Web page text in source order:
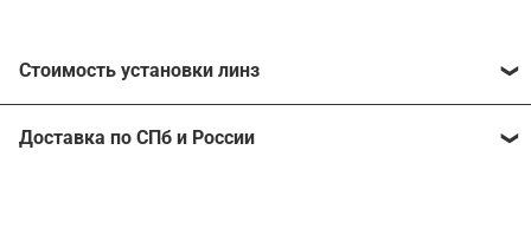
Стоимость установки линз
Расчитать стоимость ваших линз поможет
Доставка по СПб и России